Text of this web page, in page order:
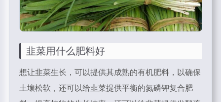
韭菜用什么肥料好
想让韭菜生长，可以提供其成熟的有机肥料，以确保
土壤松软，还可以给韭菜提供平衡的氮磷钾复合肥